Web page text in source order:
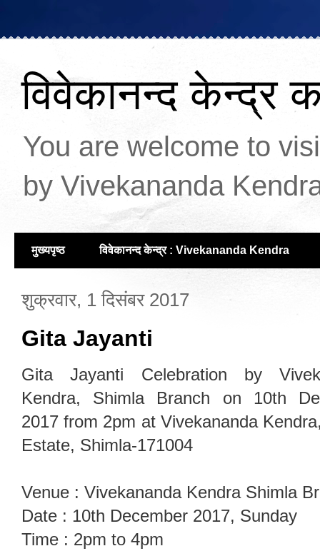
विवेकानन्द केन्द्र
You are welcome to
by Vivekananda
मुख्यपृष्ठ विवेकानन्द केन्द्र : Vivekananda Kendra
शुक्रवार, 1 दिसंबर 2017
Gita Jayanti
Gita Jayanti Celebration by
Kendra, Shimla Branch on 10th
2017 from 2pm at Vivekananda
Estate, Shimla-171004
Venue : Vivekananda Kendra Shimla
Date : 10th December 2017, Sunday
Time : 2pm to 4pm